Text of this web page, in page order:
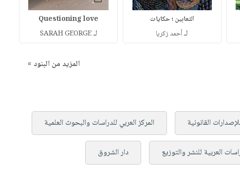
الثعابين ؛ حكايات
لـأحمد زكريا
Questioning love
لـSARAH GEORGE
المزيد من البنود »
القانونية المركز العربي للدراسات والبحوث العلمية
العربية للنشر والتوزيع دار الشروق